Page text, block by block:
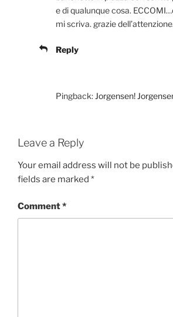
e di qualunque cosa.
mi scriva. grazie dell’attenzione.
Reply
Pingback: Jorgensen!
Leave a Reply
Your email address will not be
fields are marked *
Comment*